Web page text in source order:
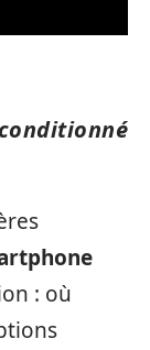
: où